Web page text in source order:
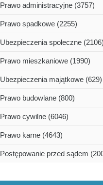
Prawo administracyjne (3757)
Prawo spadkowe (2255)
Ubezpieczenia społeczne (2106)
Prawo mieszkaniowe (1990)
Ubezpieczenia majątkowe (629)
Prawo budowlane (800)
Prawo cywilne (6046)
Prawo karne (4643)
Postępowanie przed sądem